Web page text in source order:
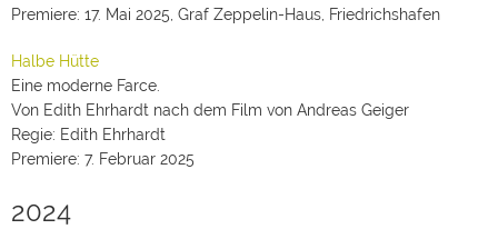
Premiere: 17. Mai 2025, Graf Zeppelin-Haus, Friedrichshafen
Halbe Hütte
Eine moderne Farce.
Von Edith Ehrhardt nach dem Film von Andreas Geiger
Regie: Edith Ehrhardt
Premiere: 7. Februar 2025
2024